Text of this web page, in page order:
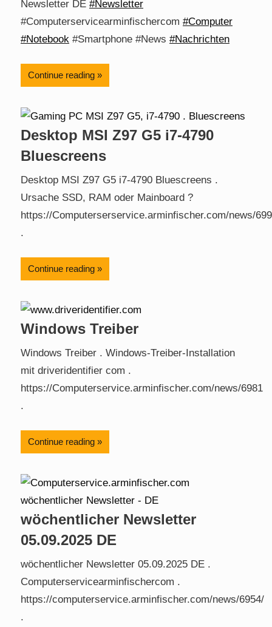
Newsletter DE #Newsletter
#Computerservicearminfischercom #Computer
#Notebook #Smartphone #News #Nachrichten
Continue reading
Desktop MSI Z97 G5 i7-4790
Bluescreens
Desktop MSI Z97 G5 i7-4790 Bluescreens .
Ursache SSD, RAM oder Mainboard ?
https://Computerserservice.arminfischer.com/news/
.
Continue reading
Windows Treiber
Windows Treiber . Windows-Treiber-Installation
mit driveridentifier com .
https://Computerservice.arminfischer.com/news/6981
.
Continue reading
wöchentlicher Newsletter
05.09.2025 DE
wöchentlicher Newsletter 05.09.2025 DE .
Computerservicearminfischercom .
https://computerservice.arminfischer.com/news/6954/
.